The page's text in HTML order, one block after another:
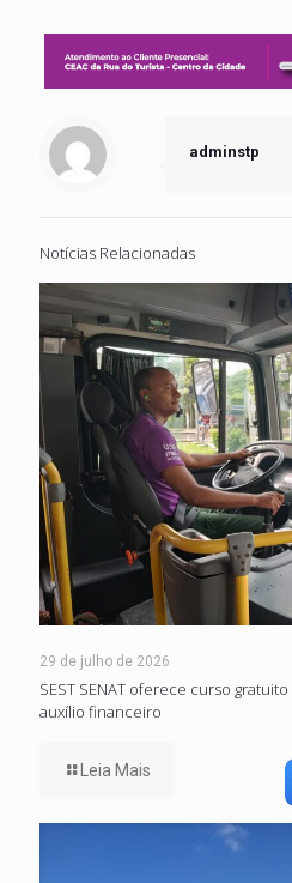
adminstp
Notícias Relacionadas
29 de julho de 2026
SEST SENAT oferece curso
auxílio financeiro
Leia Mais